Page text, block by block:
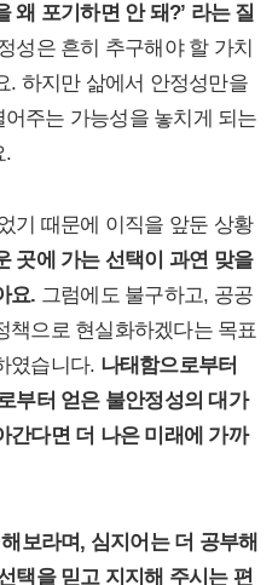
왜 포기하면 안 돼?’ 라는 질
성은 흔히 추구해야 할 가치
. 하지만 삶에서 안정성만을
주는 가능성을 놓치게 되는
.
기 때문에 이직을 앞둔 상황
곳에 가는 선택이 과연 맞을
요. 그럼에도 불구하고, 공공
책으로 현실화하겠다는 목표
였습니다. 나태함으로부터
부터 얻은 불안정성의 대가
간다면 더 나은 미래에 가까
보라며, 심지어는 더 공부해
택을 믿고 지지해 주시는 편